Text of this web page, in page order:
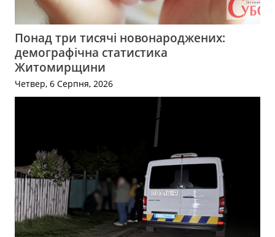
Понад три тисячі новонароджених:
демографічна статистика
Житомирщини
Четвер, 6 Серпня, 2026